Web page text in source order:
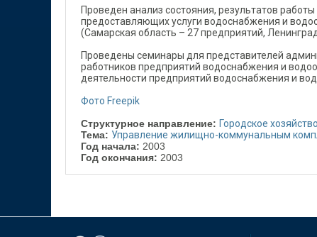
Проведен анализ состояния, результатов
предоставляющих услуги водоснабжения и
(Самарская область – 27 предприятий,
Проведены семинары для представителей
работников предприятий водоснабжения и
деятельности предприятий водоснабжения и
Фото Freepik
Структурное направление: Городское хозяйство
Тема: Управление жилищно-коммунальным
Год начала: 2003
Год окончания: 2003